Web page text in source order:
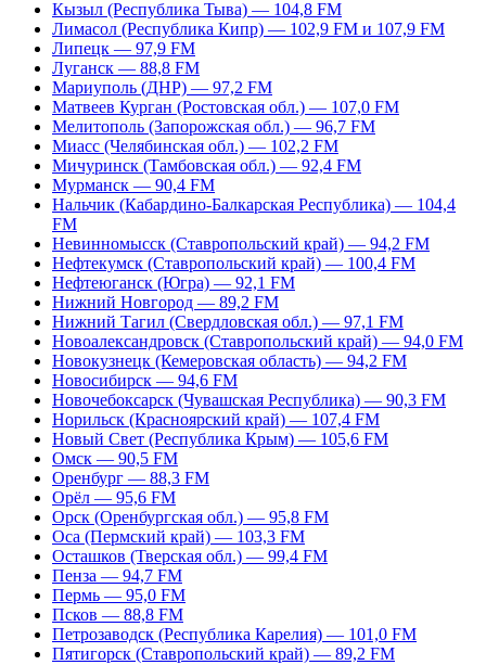
Кызыл (Республика Тыва) — 104,8 FM
Лимасол (Республика Кипр) — 102,9 FM и 107,9 FM
Липецк — 97,9 FM
Луганск — 88,8 FM
Мариуполь (ДНР) — 97,2 FM
Матвеев Курган (Ростовская обл.) — 107,0 FM
Мелитополь (Запорожская обл.) — 96,7 FM
Миасс (Челябинская обл.) — 102,2 FM
Мичуринск (Тамбовская обл.) — 92,4 FM
Мурманск — 90,4 FM
Нальчик (Кабардино-Балкарская Республика) — 104,4
FM
Невинномысск (Ставропольский край) — 94,2 FM
Нефтекумск (Ставропольский край) — 100,4 FM
Нефтеюганск (Югра) — 92,1 FM
Нижний Новгород — 89,2 FM
Нижний Тагил (Свердловская обл.) — 97,1 FM
Новоалександровск (Ставропольский край) — 94,0 FM
Новокузнецк (Кемеровская область) — 94,2 FM
Новосибирск — 94,6 FM
Новочебоксарск (Чувашская Республика) — 90,3 FM
Норильск (Красноярский край) — 107,4 FM
Новый Свет (Республика Крым) — 105,6 FM
Омск — 90,5 FM
Оренбург — 88,3 FM
Орёл — 95,6 FM
Орск (Оренбургская обл.) — 95,8 FM
Оса (Пермский край) — 103,3 FM
Осташков (Тверская обл.) — 99,4 FM
Пенза — 94,7 FM
Пермь — 95,0 FM
Псков — 88,8 FM
Петрозаводск (Республика Карелия) — 101,0 FM
Пятигорск (Ставропольский край) — 89,2 FM